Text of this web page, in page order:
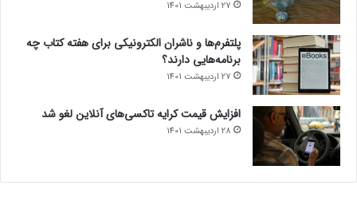
27 اردیبهشت 1401
پلتفرم‌ها و ناشران الکترونیکی برای هفته کتاب چه
برنامه‌هایی دارند؟
27 اردیبهشت 1401
افزایش قیمت کرایه تاکسی‌های آنلاین لغو شد
28 اردیبهشت 1401